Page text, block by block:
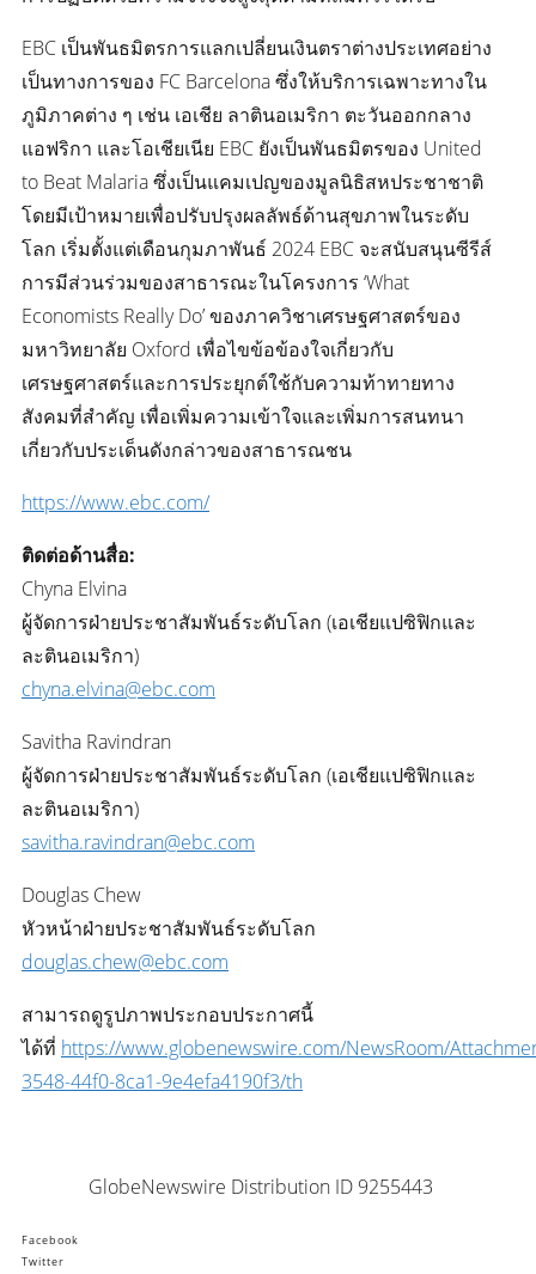
EBC เป็นพันธมิตรการแลกเปลี่ยนเงินตราต่างประเทศอย่าง
เป็นทางการของ FC Barcelona ซึ่งให้บริการเฉพาะทางใน
ภูมิภาคต่าง ๆ เช่น เอเชีย ลาตินอเมริกา ตะวันออกกลาง
แอฟริกา และโอเชียเนีย EBC ยังเป็นพันธมิตรของ United
to Beat Malaria ซึ่งเป็นแคมเปญของมูลนิธิสหประชาชาติ
โดยมีเป้าหมายเพื่อปรับปรุงผลลัพธ์ด้านสุขภาพในระดับ
โลก เริ่มตั้งแต่เดือนกุมภาพันธ์ 2024 EBC จะสนับสนุนซีรีส์
การมีส่วนร่วมของสาธารณะในโครงการ ‘What
Economists Really Do’ ของภาควิชาเศรษฐศาสตร์ของ
มหาวิทยาลัย Oxford เพื่อไขข้อข้องใจเกี่ยวกับ
เศรษฐศาสตร์และการประยุกต์ใช้กับความท้าทายทาง
สังคมที่สำคัญ เพื่อเพิ่มความเข้าใจและเพิ่มการสนทนา
เกี่ยวกับประเด็นดังกล่าวของสาธารณชน
https://www.ebc.com/
ติดต่อด้านสื่อ:
Chyna Elvina
ผู้จัดการฝ่ายประชาสัมพันธ์ระดับโลก (เอเชียแปซิฟิกและ
ละตินอเมริกา)
chyna.elvina@ebc.com
Savitha Ravindran
ผู้จัดการฝ่ายประชาสัมพันธ์ระดับโลก (เอเชียแปซิฟิกและ
ละตินอเมริกา)
savitha.ravindran@ebc.com
Douglas Chew
หัวหน้าฝ่ายประชาสัมพันธ์ระดับโลก
douglas.chew@ebc.com
สามารถดูรูปภาพประกอบประกาศนี้
ได้ที่ https://www.globenewswire.com/NewsRoom/
3548-44f0-8ca1-9e4efa4190f3/th
GlobeNewswire Distribution ID 9255443
Facebook
Twitter